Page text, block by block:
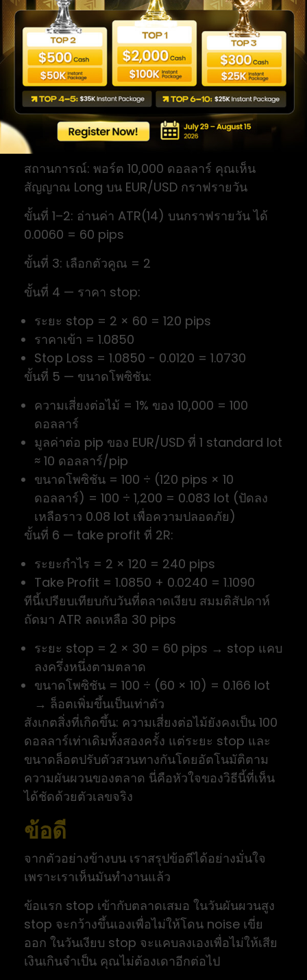
ตัวอย่างจริง
มาเดินผ่านไม้จริงตั้งแต่ต้นจนจบ ใช้ตัวอย่างก่อน
สรุปหลักการ ตามที่ควรเป็น
สถานการณ์: พอร์ต 10,000 ดอลลาร์ คุณเห็น
สัญญาณ Long บน EUR/USD กราฟรายวัน
ขั้นที่ 1–2: อ่านค่า ATR(14) บนกราฟรายวัน ได้
0.0060 = 60 pips
ขั้นที่ 3: เลือกตัวคูณ = 2
ขั้นที่ 4 — ราคา stop:
ระยะ stop = 2 × 60 = 120 pips
ราคาเข้า = 1.0850
Stop Loss = 1.0850 − 0.0120 = 1.0730
ขั้นที่ 5 — ขนาดโพซิชัน:
ความเสี่ยงต่อไม้ = 1% ของ 10,000 = 100
ดอลลาร์
มูลค่าต่อ pip ของ EUR/USD ที่ 1 standard lot
≈ 10 ดอลลาร์/pip
ขนาดโพซิชัน = 100 ÷ (120 pips × 10
ดอลลาร์) = 100 ÷ 1,200 = 0.083 lot (ปัดลง
เหลือราว 0.08 lot เพื่อความปลอดภัย)
ขั้นที่ 6 — take profit ที่ 2R:
ระยะกำไร = 2 × 120 = 240 pips
Take Profit = 1.0850 + 0.0240 = 1.1090
ทีนี้เปรียบเทียบกับวันที่ตลาดเงียบ สมมติสัปดาห์
ถัดมา ATR ลดเหลือ 30 pips
ระยะ stop = 2 × 30 = 60 pips → stop แคบ
ลงครึ่งหนึ่งตามตลาด
ขนาดโพซิชัน = 100 ÷ (60 × 10) = 0.166 lot
→ ล็อตเพิ่มขึ้นเป็นเท่าตัว
สังเกตสิ่งที่เกิดขึ้น: ความเสี่ยงต่อไม้ยังคงเป็น 100
ดอลลาร์เท่าเดิมทั้งสองครั้ง แต่ระยะ stop และ
ขนาดล็อตปรับตัวสวนทางกันโดยอัตโนมัติตาม
ความผันผวนของตลาด นี่คือหัวใจของวิธีนี้ที่เห็น
ได้ชัดด้วยตัวเลขจริง
ข้อดี
จากตัวอย่างข้างบน เราสรุปข้อดีได้อย่างมั่นใจ
เพราะเราเห็นมันทำงานแล้ว
ข้อแรก stop เข้ากับตลาดเสมอ ในวันผันผวนสูง
stop จะกว้างขึ้นเองเพื่อไม่ให้โดน noise เขี่ย
ออก ในวันเงียบ stop จะแคบลงเองเพื่อไม่ให้เสีย
เงินเกินจำเป็น คุณไม่ต้องเดาอีกต่อไป